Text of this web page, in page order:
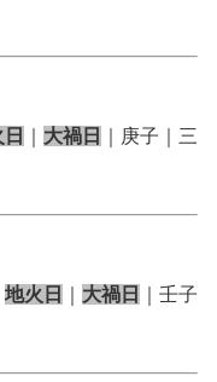
大禍日
｜庚子｜三
地火日 大禍日
｜壬子